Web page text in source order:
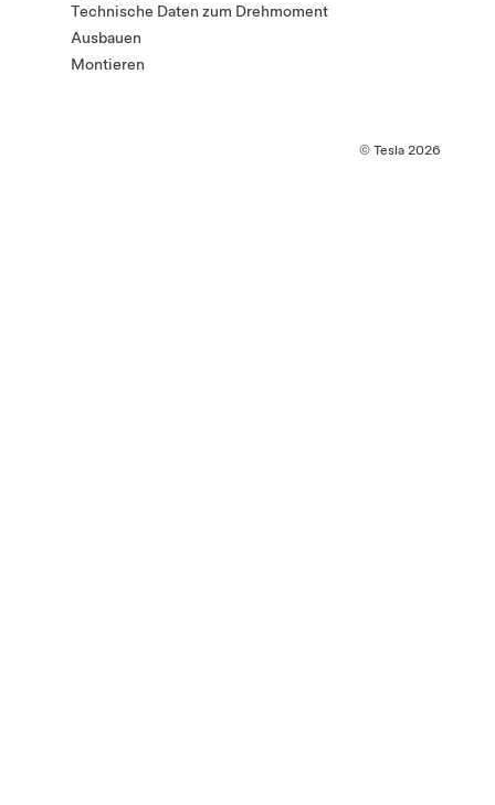
Technische Daten zum Drehmoment
Ausbauen
Montieren
© Tesla 2026